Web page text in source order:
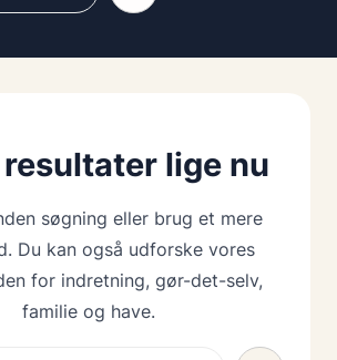
lige nu
søgning eller brug et mere
Du kan også udforske vores
for indretning, gør-det-selv,
familie og have.